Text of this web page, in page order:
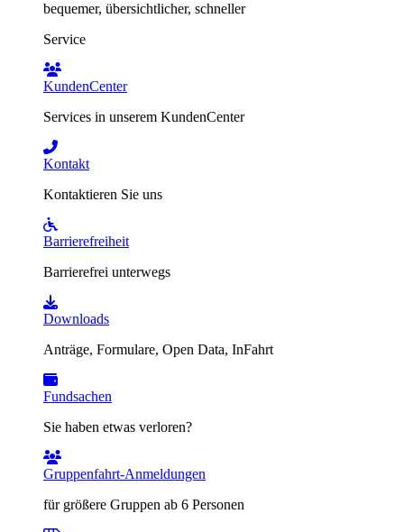
bequemer, übersichtlicher, schneller
Service
KundenCenter
Services in unserem KundenCenter
Kontakt
Kontaktieren Sie uns
Barrierefreiheit
Barrierefrei unterwegs
Downloads
Anträge, Formulare, Open Data, InFahrt
Fundsachen
Sie haben etwas verloren?
Gruppenfahrt-Anmeldungen
für größere Gruppen ab 6 Personen